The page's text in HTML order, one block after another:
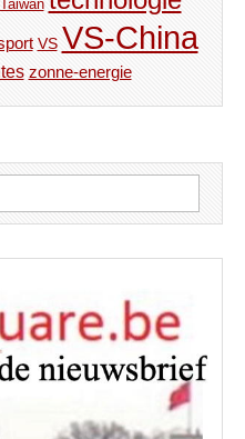
Taiwan
VS VS-China
zonne-energie